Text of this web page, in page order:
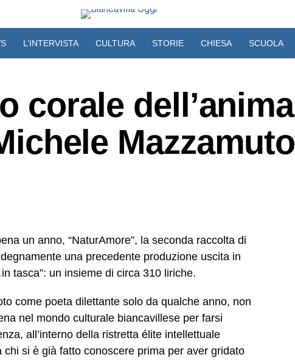
L’INTERVISTA CULTURA STORIE CHIESA SCUOLA
corale dell’anima
Mazzamuto
un anno, “NaturAmore”, la seconda raccolta di
una precedente produzione uscita in
tasca”: un insieme di circa 310 liriche.
come poeta dilettante solo da qualche anno, non
nel mondo culturale biancavillese per farsi
all’interno della ristretta élite intellettuale
si è già fatto conoscere prima per aver gridato